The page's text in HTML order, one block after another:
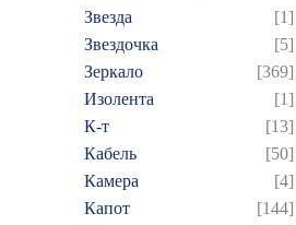
Звезда
[1]
Звездочка
[5]
Зеркало
[369]
Изолента
[1]
К-т
[13]
Кабель
[50]
Камера
[4]
Капот
[144]